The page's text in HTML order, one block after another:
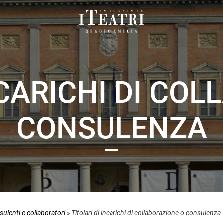
Fondazione
Teatri
Reggio
Emilia
DI
CONSULENZA
e collaboratori» Titolari di incarichi di collaborazione o consulenza